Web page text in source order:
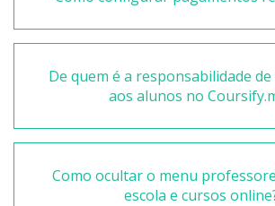
De quem é a responsabilidade
aos alunos no
Como ocultar o menu
escola e cursos